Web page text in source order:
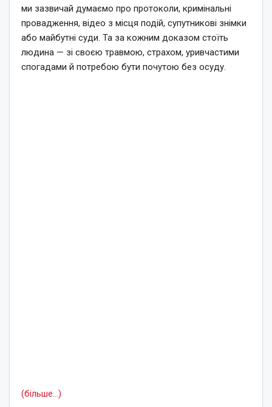
ми зазвичай думаємо про протоколи, кримінальні
провадження, відео з місця подій, супутникові знімки
або майбутні суди. Та за кожним доказом стоїть
людина — зі своєю травмою, страхом, уривчастими
спогадами й потребою бути почутою без осуду.
(більше…)